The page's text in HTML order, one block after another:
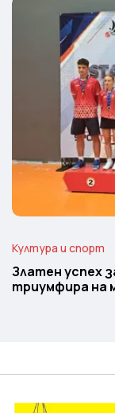
Култура и спорт
Златен успех
триумфира на